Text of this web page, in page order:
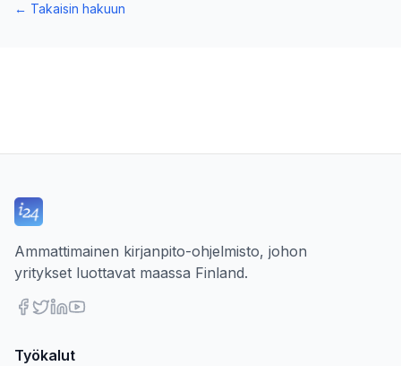
← Takaisin hakuun
Ammattimainen kirjanpito-ohjelmisto, johon
yritykset luottavat maassa Finland.
Työkalut